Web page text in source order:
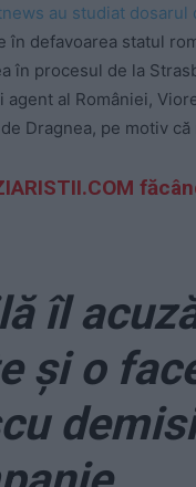
au studiat dosarul
în defavoarea statul
în procesul de la
al României,
Dragnea, pe motiv
îl
și o